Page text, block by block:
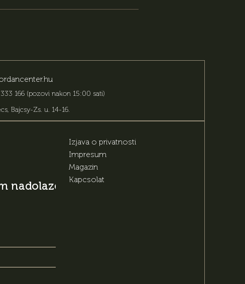
166 (pozovi nakon 15:00 sati)
Bajcsy-Zs. u. 14-16.
nadolazećim
Izjava o privatnosti
Impresum
Magazin
Kapcsolat